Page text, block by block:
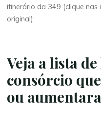
itinerário da 349 (clique
original):
Veja a lista
consórcio
ou